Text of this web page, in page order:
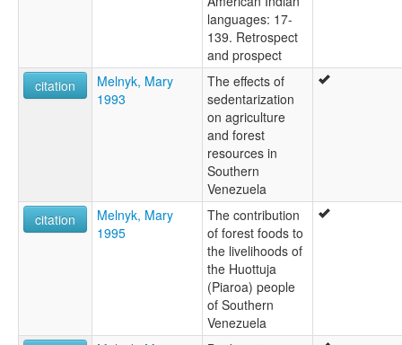
languages: 17-
139. Retrospect
and prospect
citation
Melnyk, Mary
1993
The effects of
sedentarization
on agriculture
and forest
resources in
Southern
Venezuela
citation
Melnyk, Mary
1995
The contribution
of forest foods to
the livelihoods of
the Huottuja
(Piaroa) people
of Southern
Venezuela